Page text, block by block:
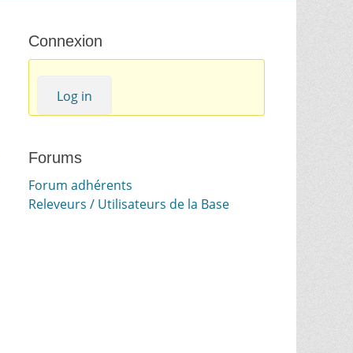
Connexion
Log in
Forums
Forum adhérents
Releveurs / Utilisateurs de la Base